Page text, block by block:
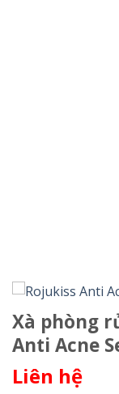
Xà phòng
Anti Acne
Liên hệ